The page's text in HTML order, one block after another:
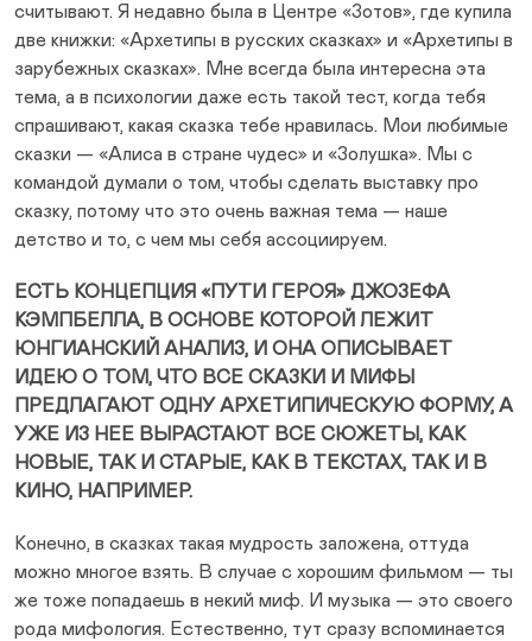
считывают. Я недавно была в Центре «Зотов», где купила
две книжки: «Архетипы в русских сказках» и «Архетипы в
зарубежных сказках». Мне всегда была интересна эта
тема, а в психологии даже есть такой тест, когда тебя
спрашивают, какая сказка тебе нравилась. Мои любимые
сказки — «Алиса в стране чудес» и «Золушка». Мы с
командой думали о том, чтобы сделать выставку про
сказку, потому что это очень важная тема — наше
детство и то, с чем мы себя ассоциируем.
ЕСТЬ КОНЦЕПЦИЯ «ПУТИ ГЕРОЯ» ДЖОЗЕФА
КЭМПБЕЛЛА, В ОСНОВЕ КОТОРОЙ ЛЕЖИТ
ЮНГИАНСКИЙ АНАЛИЗ, И ОНА ОПИСЫВАЕТ
ИДЕЮ О ТОМ, ЧТО ВСЕ СКАЗКИ И МИФЫ
ПРЕДЛАГАЮТ ОДНУ АРХЕТИПИЧЕСКУЮ ФОРМУ, А
УЖЕ ИЗ НЕЕ ВЫРАСТАЮТ ВСЕ СЮЖЕТЫ, КАК
НОВЫЕ, ТАК И СТАРЫЕ, КАК В ТЕКСТАХ, ТАК И В
КИНО, НАПРИМЕР.
Конечно, в сказках такая мудрость заложена, оттуда
можно многое взять. В случае с хорошим фильмом — ты
же тоже попадаешь в некий миф. И музыка — это своего
рода мифология. Естественно, тут сразу вспоминается